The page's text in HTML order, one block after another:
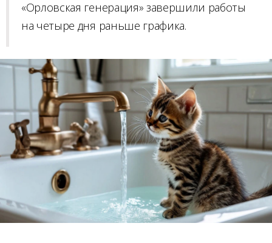
«Орловская генерация» завершили работы
на четыре дня раньше графика.